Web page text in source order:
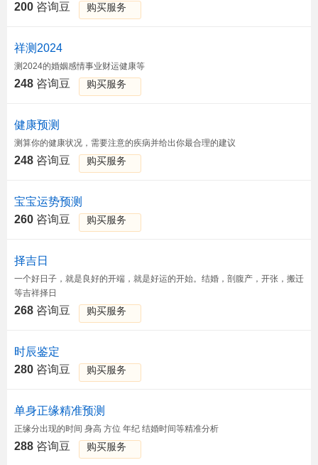
200 咨询豆 购买服务
祥测2024
测2024的婚姻感情事业财运健康等
248 咨询豆 购买服务
健康预测
测算你的健康状况，需要注意的疾病并给出你最合理的建议
248 咨询豆 购买服务
宝宝运势预测
260 咨询豆 购买服务
择吉日
一个好日子，就是良好的开端，就是好运的开始。结婚，剖腹产，开张，搬迁
等吉祥择日
268 咨询豆 购买服务
时辰鉴定
280 咨询豆 购买服务
单身正缘精准预测
正缘分出现的时间 身高 方位 年纪 结婚时间等精准分析
288 咨询豆 购买服务